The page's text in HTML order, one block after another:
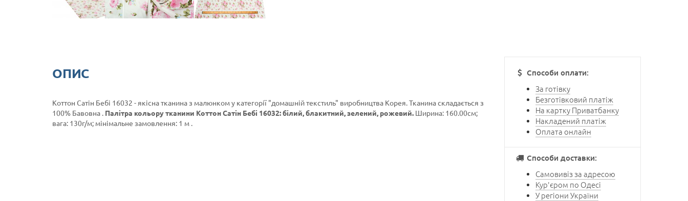
ОПИС
Коттон Сатін Бебі 16032 - якісна тканина з малюнком у категорії "домашній текстиль" виробництва Корея. Тканина складається з
100% Бавовна . Палітра кольору тканини Коттон Сатін Бебі 16032: білий, блакитний, зелений, рожевий. Ширина: 160.00см;
вага: 130г/м; мінімальне замовлення: 1 м .
Способи оплати:
За готівку
Безготівковий платіж
На картку Приватбанку
Накладений платіж
Оплата онлайн
Способи доставки:
Самовивіз за адресою
Кур'єром по Одесі
У регіони України